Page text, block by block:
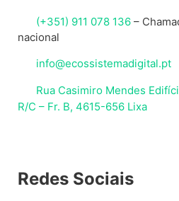
(+351) 911 078 136–
nacional
info@ecossistemadigital.pt
Rua Casimiro Mendes
R/C – Fr. B, 4615-656 Lixa
Redes Sociais